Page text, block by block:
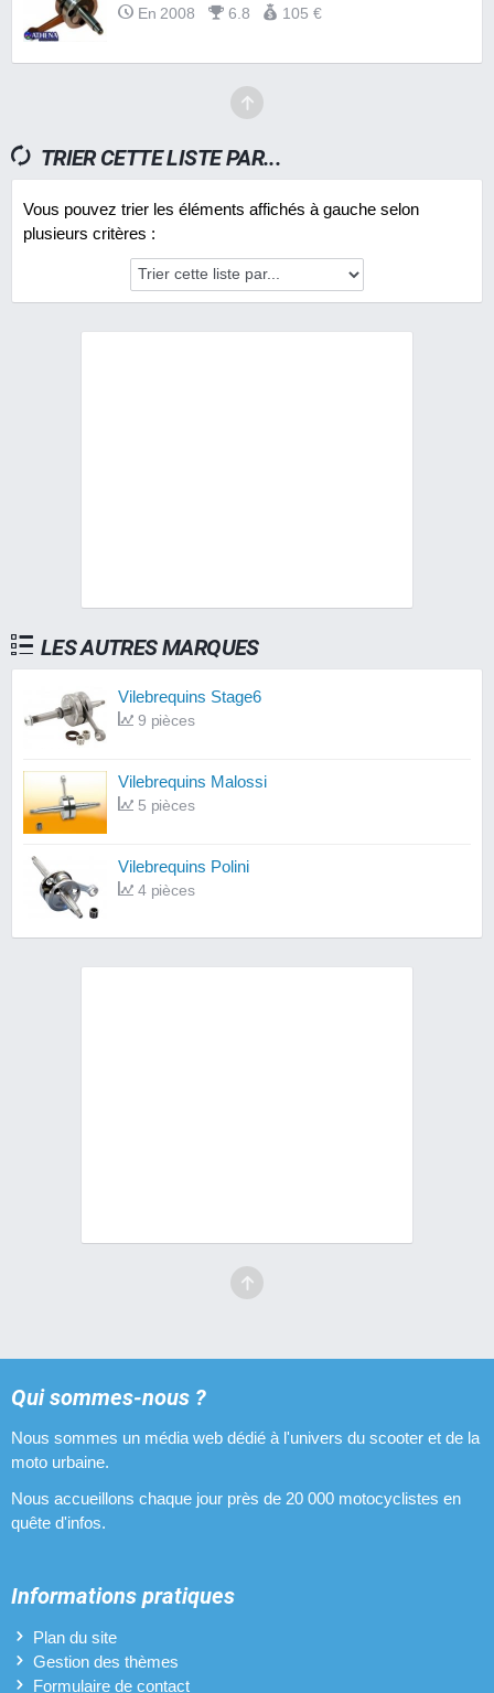
En 2008 6.8 105 €
TRIER CETTE LISTE PAR...
Vous pouvez trier les éléments affichés à gauche selon
plusieurs critères :
LES AUTRES MARQUES
Vilebrequins Stage6
9 pièces
Vilebrequins Malossi
5 pièces
Vilebrequins Polini
4 pièces
Vilebrequins Barikit
3 pièces
Qui sommes-nous ?
Nous sommes un média web dédié à l'univers du scooter et de la
moto urbaine.
Nous accueillons chaque jour près de 20 000 motocyclistes en
quête d'infos.
Informations pratiques
Plan du site
Gestion des thèmes
Formulaire de contact